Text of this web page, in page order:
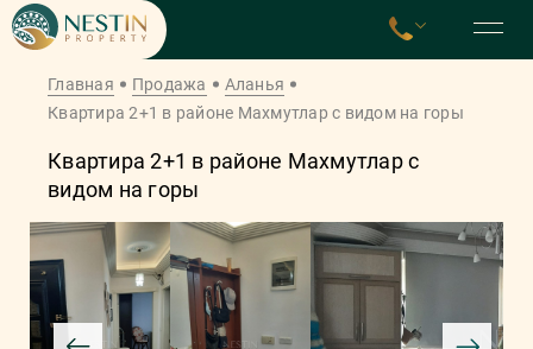
Главная Продажа
Аланья
Квартира 2+1 в районе Махмутлар с видом на горы
Квартира 2+1 в районе Махмутлар с
видом на горы